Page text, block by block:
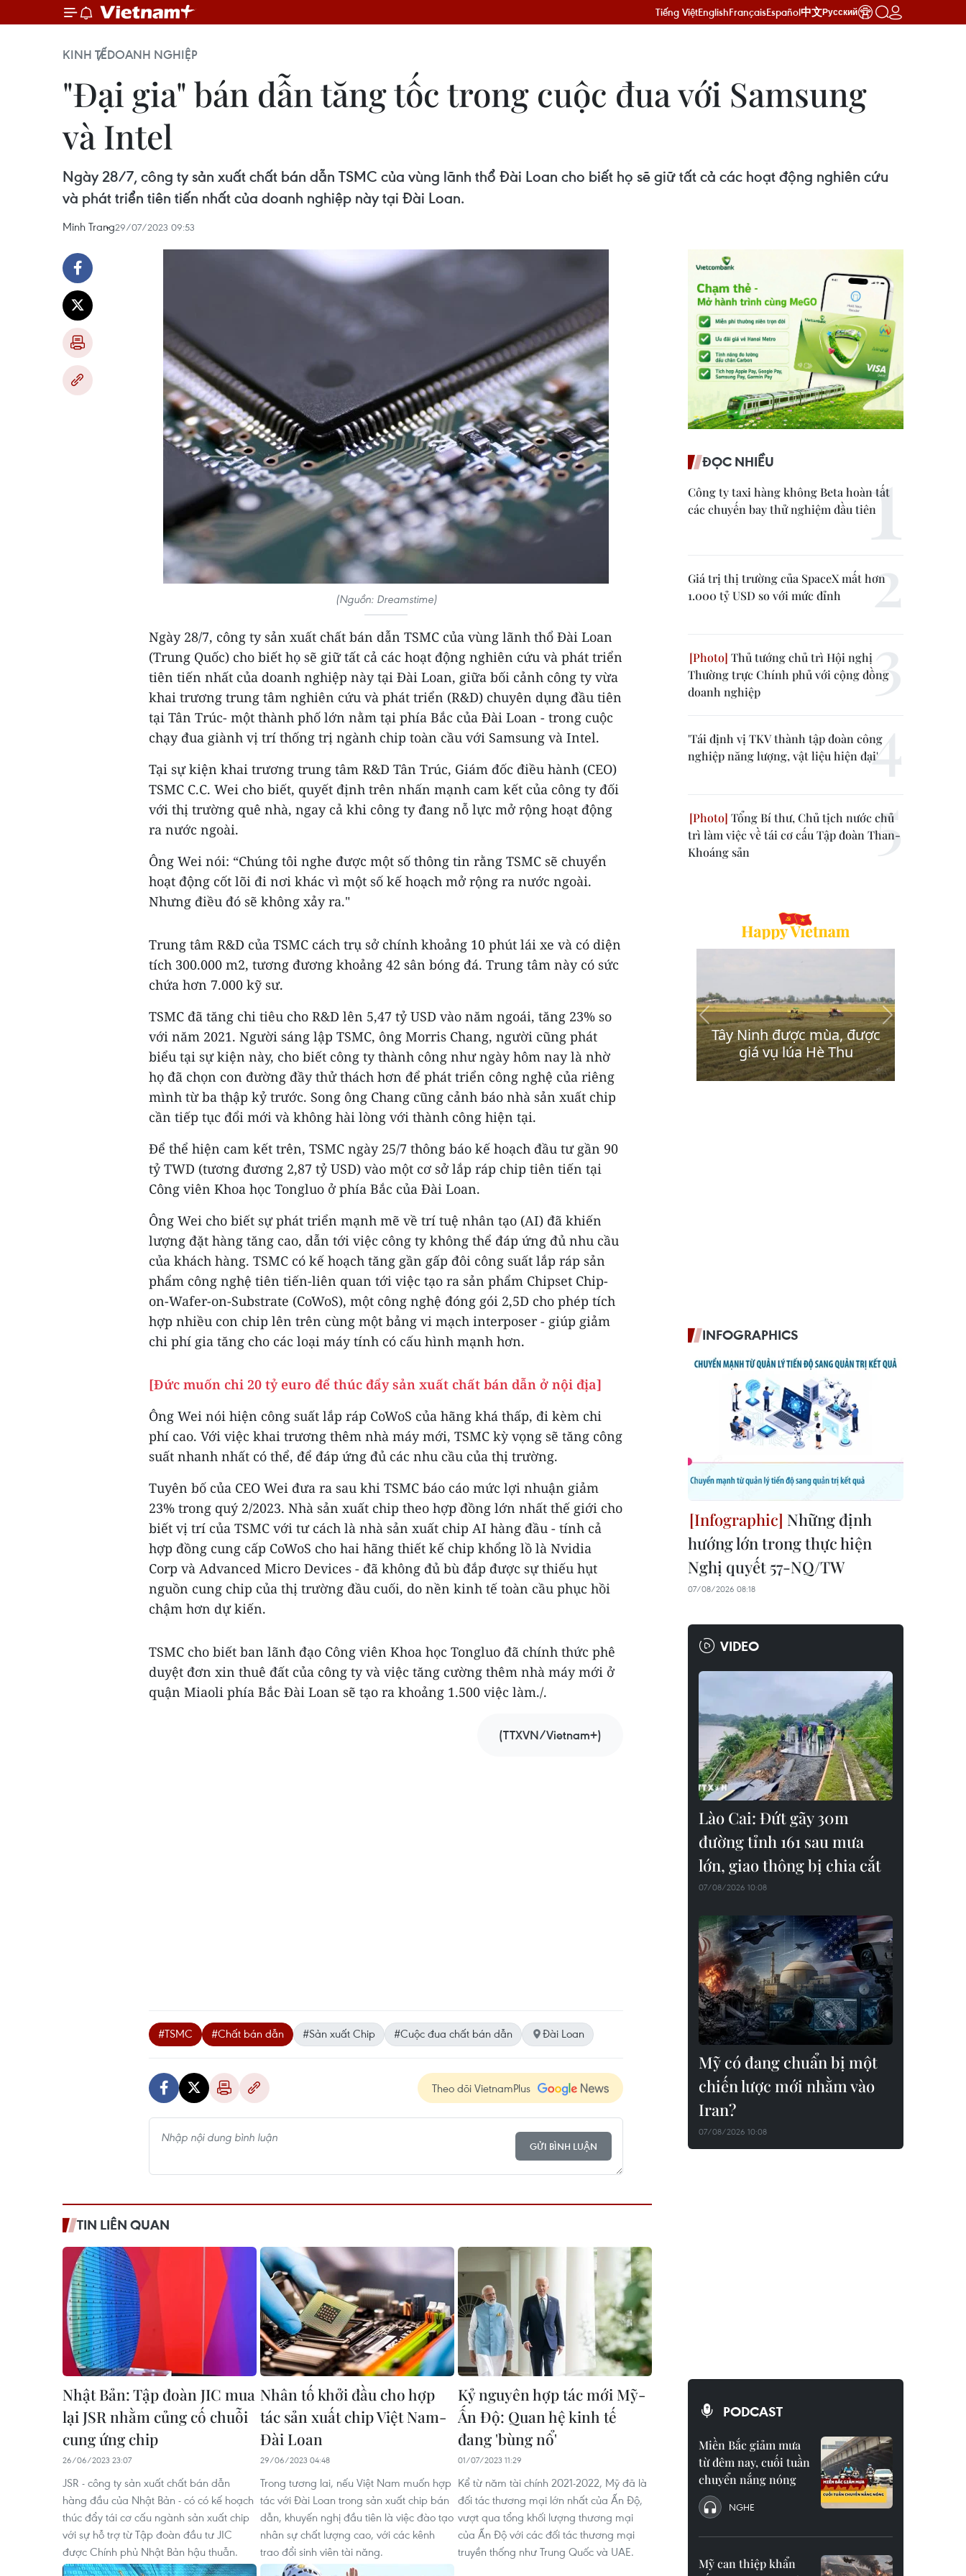
Tiếng ViệtEnglishFrançaisEspañol中文Русский
KINH TẾDOANH NGHIỆP
"Đại gia" bán dẫn tăng tốc trong cuộc đua với Samsung
và Intel
Ngày 28/7, công ty sản xuất chất bán dẫn TSMC của vùng lãnh thổ Đài Loan cho biết họ sẽ giữ tất cả các hoạt động nghiên cứu
và phát triển tiên tiến nhất của doanh nghiệp này tại Đài Loan.
Minh Trang29/07/2023 09:53
(Nguồn: Dreamstime)
Ngày 28/7, công ty sản xuất chất bán dẫn TSMC của vùng lãnh thổ Đài Loan
(Trung Quốc) cho biết họ sẽ giữ tất cả các hoạt động nghiên cứu và phát triển
tiên tiến nhất của doanh nghiệp này tại Đài Loan, giữa bối cảnh công ty vừa
khai trương trung tâm nghiên cứu và phát triển (R&D) chuyên dụng đầu tiên
tại Tân Trúc- một thành phố lớn nằm tại phía Bắc của Đài Loan - trong cuộc
chạy đua giành vị trí thống trị ngành chip toàn cầu với Samsung và Intel.
Tại sự kiện khai trương trung tâm R&D Tân Trúc, Giám đốc điều hành (CEO)
TSMC C.C. Wei cho biết, quyết định trên nhấn mạnh cam kết của công ty đối
với thị trường quê nhà, ngay cả khi công ty đang nỗ lực mở rộng hoạt động
ra nước ngoài.
Ông Wei nói: “Chúng tôi nghe được một số thông tin rằng TSMC sẽ chuyển
hoạt động cốt lõi đi nơi khác vì một số kế hoạch mở rộng ra nước ngoài.
Nhưng điều đó sẽ không xảy ra."
Trung tâm R&D của TSMC cách trụ sở chính khoảng 10 phút lái xe và có diện
tích 300.000 m2, tương đương khoảng 42 sân bóng đá. Trung tâm này có sức
chứa hơn 7.000 kỹ sư.
TSMC đã tăng chi tiêu cho R&D lên 5,47 tỷ USD vào năm ngoái, tăng 23% so
với năm 2021. Người sáng lập TSMC, ông Morris Chang, người cũng phát
biểu tại sự kiện này, cho biết công ty thành công như ngày hôm nay là nhờ
họ đã chọn con đường đầy thử thách hơn để phát triển công nghệ của riêng
mình từ ba thập kỷ trước. Song ông Chang cũng cảnh báo nhà sản xuất chip
cần tiếp tục đổi mới và không hài lòng với thành công hiện tại.
Để thể hiện cam kết trên, TSMC ngày 25/7 thông báo kế hoạch đầu tư gần 90
tỷ TWD (tương đương 2,87 tỷ USD) vào một cơ sở lắp ráp chip tiên tiến tại
Công viên Khoa học Tongluo ở phía Bắc của Đài Loan.
Ông Wei cho biết sự phát triển mạnh mẽ về trí tuệ nhân tạo (AI) đã khiến
lượng đặt hàng tăng cao, dẫn tới việc công ty không thể đáp ứng đủ nhu cầu
của khách hàng. TSMC có kế hoạch tăng gần gấp đôi công suất lắp ráp sản
phẩm công nghệ tiên tiến-liên quan tới việc tạo ra sản phẩm Chipset Chip-
on-Wafer-on-Substrate (CoWoS), một công nghệ đóng gói 2,5D cho phép tích
hợp nhiều con chip lên trên cùng một bảng vi mạch interposer - giúp giảm
chi phí gia tăng cho các loại máy tính có cấu hình mạnh hơn.
[Đức muốn chi 20 tỷ euro để thúc đẩy sản xuất chất bán dẫn ở nội địa]
Ông Wei nói hiện công suất lắp ráp CoWoS của hãng khá thấp, đi kèm chi
phí cao. Với việc khai trương thêm nhà máy mới, TSMC kỳ vọng sẽ tăng công
suất nhanh nhất có thể, để đáp ứng đủ các nhu cầu của thị trường.
Tuyên bố của CEO Wei đưa ra sau khi TSMC báo cáo mức lợi nhuận giảm
23% trong quý 2/2023. Nhà sản xuất chip theo hợp đồng lớn nhất thế giới cho
biết vị trí của TSMC với tư cách là nhà sản xuất chip AI hàng đầu - tính cả
hợp đồng cung cấp CoWoS cho hai hãng thiết kế chip khổng lồ là Nvidia
Corp và Advanced Micro Devices - đã không đủ bù đắp được sự thiếu hụt
nguồn cung chip của thị trường đầu cuối, do nền kinh tế toàn cầu phục hồi
chậm hơn dự kiến.
TSMC cho biết ban lãnh đạo Công viên Khoa học Tongluo đã chính thức phê
duyệt đơn xin thuê đất của công ty và việc tăng cường thêm nhà máy mới ở
quận Miaoli phía Bắc Đài Loan sẽ tạo ra khoảng 1.500 việc làm./.
(TTXVN/Vietnam+)
#TSMC #Chất bán dẫn #Sản xuất Chip #Cuộc đua chất bán dẫn Đài Loan
Theo dõi VietnamPlus
GỬI BÌNH LUẬN
TIN LIÊN QUAN
Nhật Bản: Tập đoàn JIC mua
lại JSR nhằm củng cố chuỗi
cung ứng chip
26/06/2023 23:07
JSR - công ty sản xuất chất bán dẫn
hàng đầu của Nhật Bản - có có kế hoạch
thúc đẩy tái cơ cấu ngành sản xuất chip
với sự hỗ trợ từ Tập đoàn đầu tư JIC
được Chính phủ Nhật Bản hậu thuẫn.
Nhân tố khởi đầu cho hợp
tác sản xuất chip Việt Nam-
Đài Loan
29/06/2023 04:48
Trong tương lai, nếu Việt Nam muốn hợp
tác với Đài Loan trong sản xuất chip bán
dẫn, khuyến nghị đầu tiên là việc đào tạo
nhân sự chất lượng cao, với các kênh
trao đổi sinh viên tài năng.
Kỷ nguyên hợp tác mới Mỹ-
Ấn Độ: Quan hệ kinh tế
đang 'bùng nổ'
01/07/2023 11:29
Kể từ năm tài chính 2021-2022, Mỹ đã là
đối tác thương mại lớn nhất của Ấn Độ,
vượt qua tổng khối lượng thương mại
của Ấn Độ với các đối tác thương mại
truyền thống như Trung Quốc và UAE.
ĐỌC NHIỀU
Công ty taxi hàng không Beta hoàn tất
các chuyến bay thử nghiệm đầu tiên
Giá trị thị trường của SpaceX mất hơn
1.000 tỷ USD so với mức đỉnh
Thủ tướng chủ trì Hội nghị
Thường trực Chính phủ với cộng đồng
doanh nghiệp
'Tái định vị TKV thành tập đoàn công
nghiệp năng lượng, vật liệu hiện đại'
Tổng Bí thư, Chủ tịch nước chủ
trì làm việc về tái cơ cấu Tập đoàn Than-
Khoáng sản
INFOGRAPHICS
Những định
hướng lớn trong thực hiện
Nghị quyết 57-NQ/TW
07/08/2026 08:18
VIDEO
Lào Cai: Đứt gãy 30m
đường tỉnh 161 sau mưa
lớn, giao thông bị chia cắt
07/08/2026 10:08
Mỹ có đang chuẩn bị một
chiến lược mới nhằm vào
Iran?
07/08/2026 10:08
PODCAST
Miền Bắc giảm mưa
từ đêm nay, cuối tuần
chuyển nắng nóng
NGHE
Mỹ can thiệp khẩn